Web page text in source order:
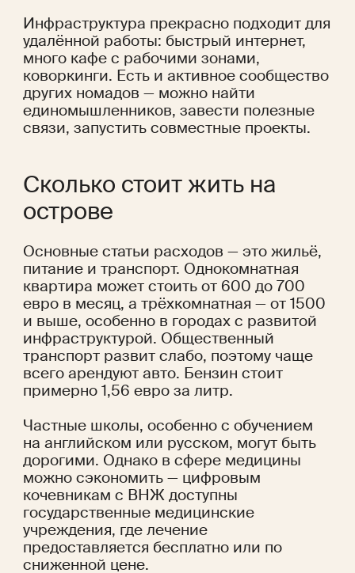
Инфраструктура прекрасно подходит для
удалённой работы: быстрый интернет,
много кафе с рабочими зонами,
коворкинги. Есть и активное сообщество
других номадов — можно найти
единомышленников, завести полезные
связи, запустить совместные проекты.
Сколько стоит жить на
острове
Основные статьи расходов — это жильё,
питание и транспорт. Однокомнатная
квартира может стоить от 600 до 700
евро в месяц, а трёхкомнатная — от 1500
и выше, особенно в городах с развитой
инфраструктурой. Общественный
транспорт развит слабо, поэтому чаще
всего арендуют авто. Бензин стоит
примерно 1,56 евро за литр.
Частные школы, особенно с обучением
на английском или русском, могут быть
дорогими. Однако в сфере медицины
можно сэкономить — цифровым
кочевникам с ВНЖ доступны
государственные медицинские
учреждения, где лечение
предоставляется бесплатно или по
сниженной цене.